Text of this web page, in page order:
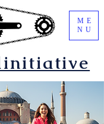
ME
NU